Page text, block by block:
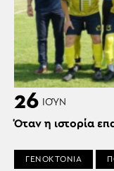
26 ΙΟΎΝ
Όταν η ιστορία
ΓΕΝΟΚΤΟΝΙΑ